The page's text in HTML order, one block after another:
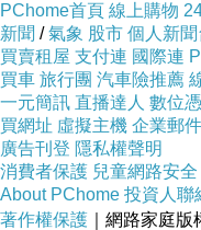
特價品蕾絲肩飾假
率性自由。豹
51411_7861
MIT 愛情浪漫名言
Arenes 榆綠木肌密
義式。拓荒。磨砂
PChome首頁 線上購物
新聞 /氣象 股市 個人新聞
買賣租屋 支付連 國際連
買車 旅行團 汽車險推薦
一元簡訊 直播達人 數位
買網址 虛擬主機 企業郵件
廣告刊登 隱私權聲明
消費者保護 兒童網路安全
About PChome 投資人聯
著作權保護 ｜網路家庭